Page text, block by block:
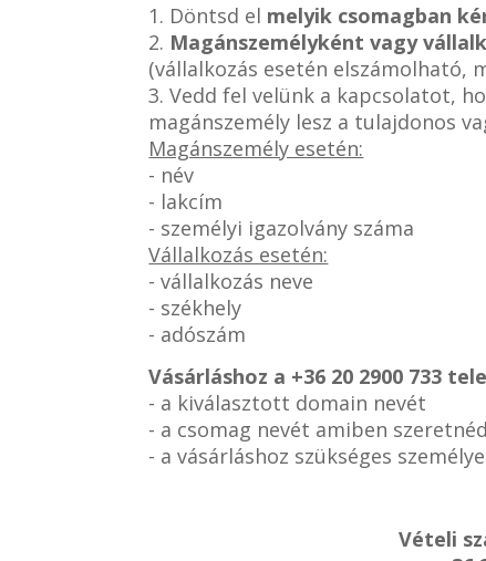
1. Döntsd el melyik csomagban
2. Magánszemélyként vagy
(vállalkozás esetén elszámolható,
3. Vedd fel velünk a kapcsolatot,
magánszemély lesz a tulajdonos
Magánszemély esetén:
- név
- lakcím
- személyi igazolvány száma
Vállalkozás esetén:
- vállalkozás neve
- székhely
- adószám
Vásárláshoz a +36 20 2900 733
- a kiválasztott domain nevét
- a csomag nevét amiben
- a vásárláshoz szükséges
Vételi